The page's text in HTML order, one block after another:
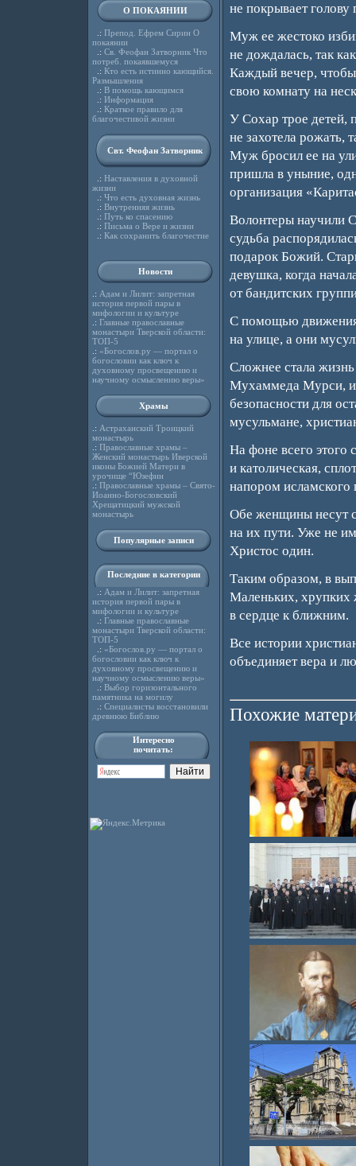
О ПОКАЯНИИ
.: Препод. Ефрем Сирин О
покаянии
.: Св. Феофан Затворник Что
потреб. покаявшемуся
.: Кто есть истинно кающийся.
Размышления
.: В помощь кающимся
.: Информация
.: Краткое правило для
благочестивой жизни
Свт. Феофан Затворник
.: Наставления в духовной
жизни
.: Что есть духовная жизнь
.: Внутренняя жизнь
.: Путь ко спасению
.: Письма о Вере и жизни
.: Как сохранить благочестие
Новости
.: Адам и Лилит: запретная
история первой пары в
мифологии и культуре
.: Главные православные
монастыри Тверской области:
ТОП-5
.: «Богослов.ру — портал о
богословии как ключ к
духовному просвещению и
научному осмыслению веры»
Храмы
.: Астраханский Троицкий
монастырь
.: Православные храмы –
Женский монастырь Иверской
иконы Божией Матери в
урочище “Юзефин
.: Православные храмы – Свято-
Иоанно-Богословский
Хрещатицкий мужской
монастырь
Популярные записи
Последние в категории
.: Адам и Лилит: запретная
история первой пары в
мифологии и культуре
.: Главные православные
монастыри Тверской области:
ТОП-5
.: «Богослов.ру — портал о
богословии как ключ к
духовному просвещению и
научному осмыслению веры»
.: Выбор горизонтального
памятника на могилу
.: Специалисты восстановили
древнюю Библию
Интересно
почитать:
не покрывает голову
Муж ее жестоко
не дождалась, так
Каждый вечер, чтобы
свою комнату на
У Сохар трое детей,
не захотела рожать,
Муж бросил ее на
пришла в уныние,
организация
Волонтеры научили
судьба
подарок Божий.
девушка, когда
от бандитских
С помощью движения
на улице, а они
Сложнее стала
Мухаммеда Мурси, и
безопасности для
мусульмане,
На фоне всего этого
и католическая,
напором исламского
Обе женщины несут
на их пути. Уже не
Христос один.
Таким образом, в
Маленьких,
в сердце к ближним.
Все истории
объединяет вера и
Похожие